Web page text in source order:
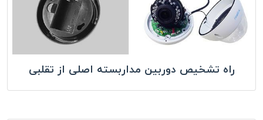
راه تشخیص دوربین مداربسته اصلی از تقلبی